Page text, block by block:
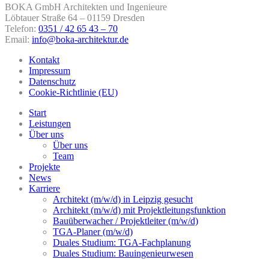
BOKA GmbH Architekten und Ingenieure
Löbtauer Straße 64 – 01159 Dresden
Telefon: 0351 / 42 65 43 – 70
Email: info@boka-architektur.de
Kontakt
Impressum
Datenschutz
Cookie-Richtlinie (EU)
Start
Leistungen
Über uns
Über uns
Team
Projekte
News
Karriere
Architekt (m/w/d) in Leipzig gesucht
Architekt (m/w/d) mit Projektleitungsfunktion
Bauüberwacher / Projektleiter (m/w/d)
TGA-Planer (m/w/d)
Duales Studium: TGA-Fachplanung
Duales Studium: Bauingenieurwesen